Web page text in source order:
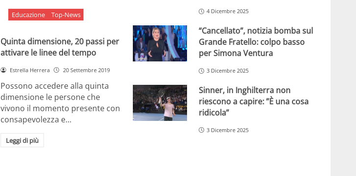
Educazione Top-News
Quinta dimensione, 20 passi per
attivare le linee del tempo
Estrella Herrera 20 Settembre 2019
Possono accedere alla quinta
dimensione le persone che
vivono il momento presente con
consapevolezza e…
Leggi di più
4 Dicembre 2025
“Cancellato”, notizia bomba sul
Grande Fratello: colpo basso
per Simona Ventura
3 Dicembre 2025
Sinner, in Inghilterra non
riescono a capire: ”È una cosa
ridicola”
3 Dicembre 2025